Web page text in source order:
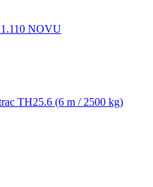
NOVU
TH25.6 (6 m / 2500 kg)